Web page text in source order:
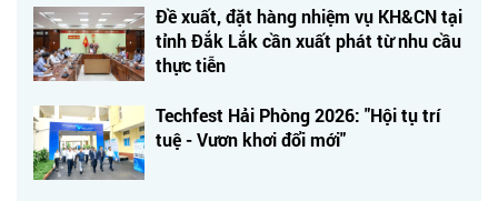
Đề xuất, đặt hàng nhiệm vụ KH&CN tại
tỉnh Đắk Lắk cần xuất phát từ nhu cầu
thực tiễn
Techfest Hải Phòng 2026: "Hội tụ trí
tuệ - Vươn khơi đổi mới"